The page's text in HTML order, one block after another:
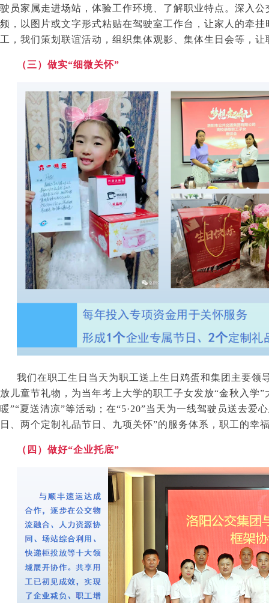
驶员家属走进场站，体验工作环境、了解职业特点。深入
频，以图片或文字形式粘贴在驾驶室工作台，让家人的牵
工，我们策划联谊活动，组织集体观影、集体生日会等，
（三）做实“细微关怀”
我们在职工生日当天为职工送上生日鸡蛋和集团主要领
放儿童节礼物，为当年考上大学的职工子女发放“金秋入学
暖”“夏送清凉”等活动；在“5·20”当天为一线驾驶员送去爱
日、两个定制礼品节日、九项关怀”的服务体系，职工的幸
（四）做好“企业托底”